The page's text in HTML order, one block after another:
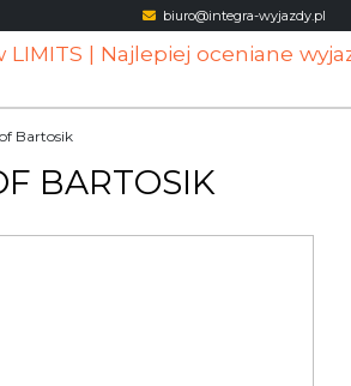
biuro@integra-wyjazdy.pl
Bartosik
BARTOSIK